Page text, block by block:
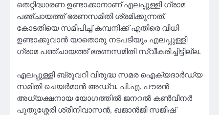
തെറ്റിദ്ധാരണ ഉണ്ടാക്കാനാണ് എലപ്പുള്ളി ഗ്രാമ
പഞ്ചായത്ത് ഭരണസമിതി ശ്രമിക്കുന്നത്.
കോടതിയെ സമീപിച്ച് കമ്പനിക്ക് എതിരെ വിധി
ഉണ്ടാക്കുവാൻ യാതൊരു നടപടിയും എലപ്പുള്ളി
ഗ്രാമ പഞ്ചായത്ത് ഭരണസമിതി സ്വീകരിച്ചിട്ടില്ല.
എലപ്പുള്ളി ബ്രൂവറി വിരുദ്ധ സമര ഐക്യദാർഡ്യ
സമിതി ചെയർമാൻ അഡ്വ. പി.എ. പൗരൻ
അധ്യക്ഷനായ യോഗത്തിൽ ജനറൽ കൺവീനർ
പുതുശ്ശേരി ശ്രീനിവാസൻ, ഖജാൻജി സജീഷ്